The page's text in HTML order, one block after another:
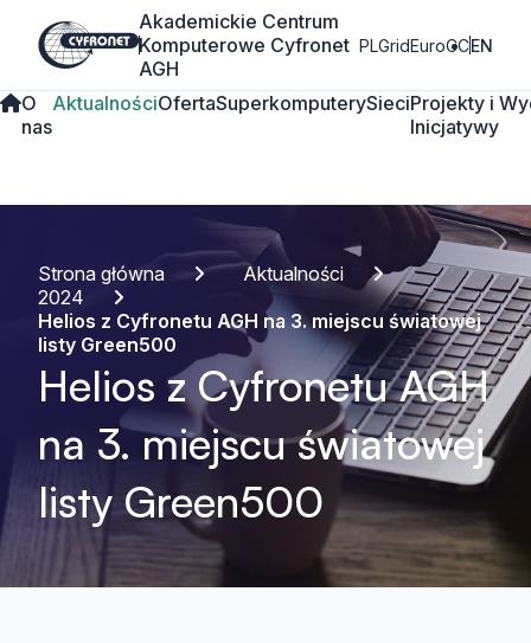
Akademickie Centrum
Komputerowe Cyfronet
AGH
PLGridEuroCCEN
O
nas
AktualnościOfertaSuperkomputerySieciProjekty i
Inicjatywy
Strona główna
Aktualności
2024
Helios z Cyfronetu AGH na 3. miejscu światowej
listy Green500
Helios z Cyfronetu AGH
na 3. miejscu światowej
listy Green500